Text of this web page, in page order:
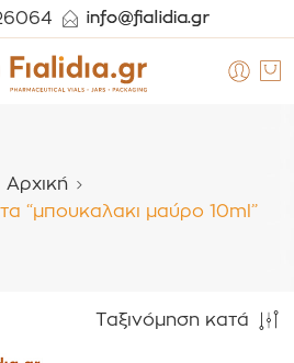
Αρχική
“μπουκαλακι μαύρο 10ml”
Ταξινόμηση κατά